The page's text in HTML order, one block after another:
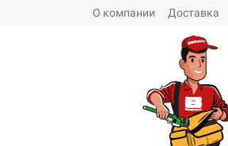
О компании Доставка